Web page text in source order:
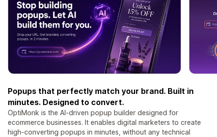
Popups that perfectly match your brand. Built in
minutes. Designed to convert.
OptiMonk is the AI-driven popup builder designed for
ecommerce businesses. It enables digital marketers to create
high-converting popups in minutes, without any technical